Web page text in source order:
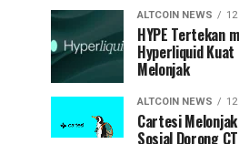
ALTCOIN NEWS
HYPE Tertekan
Hyperliquid Kuat
Melonjak
ALTCOIN NEWS
Cartesi
Sosial Dorong